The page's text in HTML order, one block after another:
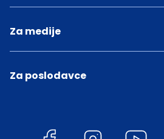
Za medije
Za poslodavce